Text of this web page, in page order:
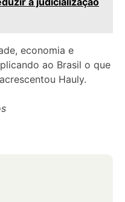
economia e
ao Brasil o que
Hauly.